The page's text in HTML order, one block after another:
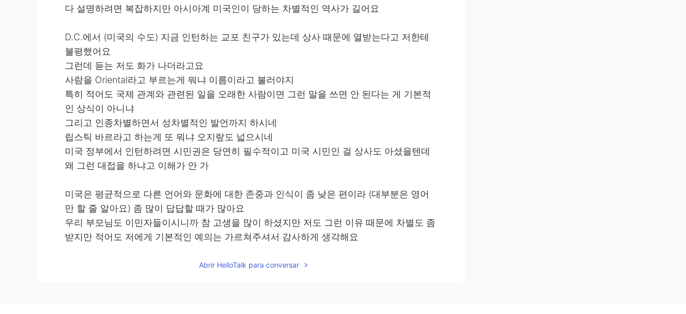
다 설명하려면 복잡하지만 아시아계 미국인이 당하는 차별적인 역사가 길어요
D.C.에서 (미국의 수도) 지금 인턴하는 교포 친구가 있는데 상사 때문에 열받는다고 저한테
불평했어요
그런데 듣는 저도 화가 나더라고요
사람을 Oriental라고 부르는게 뭐냐 이름이라고 불러야지
특히 적어도 국제 관계와 관련된 일을 오래한 사람이면 그런 말을 쓰면 안 된다는 게 기본적
인 상식이 아니냐
그리고 인종차별하면서 성차별적인 발언까지 하시네
립스틱 바르라고 하는게 또 뭐냐 오지랖도 넓으시네
미국 정부에서 인턴하려면 시민권은 당연히 필수적이고 미국 시민인 걸 상사도 아셨을텐데
왜 그런 대접을 하냐고 이해가 안 가
미국은 평균적으로 다른 언어와 문화에 대한 존중과 인식이 좀 낮은 편이라 (대부분은 영어
만 할 줄 알아요) 좀 많이 답답할 때가 많아요
우리 부모님도 이민자들이시니까 참 고생을 많이 하셨지만 저도 그런 이유 때문에 차별도 좀
받지만 적어도 저에게 기본적인 예의는 가르쳐주셔서 감사하게 생각해요
하지만 사람들이 나를 미국인으로 인정해주었으면 좋겠네요
Abrir HelloTalk para conversar